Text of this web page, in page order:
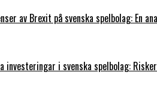
av Brexit på svenska spelbolag: En
investeringar i svenska spelbolag: